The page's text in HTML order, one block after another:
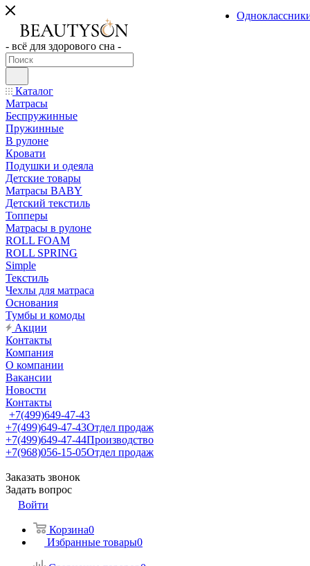
- всё для здорового сна -
Каталог
Матрасы
Беспружинные
Пружинные
В рулоне
Кровати
Подушки и одеяла
Детские товары
Матрасы BABY
Детский текстиль
Топперы
Матрасы в рулоне
ROLL FOAM
ROLL SPRING
Simple
Текстиль
Чехлы для матраса
Основания
Тумбы и комоды
Акции
Контакты
Компания
О компании
Вакансии
Новости
Контакты
+7(499)649-47-43
+7(499)649-47-43Отдел продаж
+7(499)649-47-44Производство
+7(968)056-15-05Отдел продаж
Заказать звонок
Задать вопрос
Войти
Корзина0
Избранные товары0